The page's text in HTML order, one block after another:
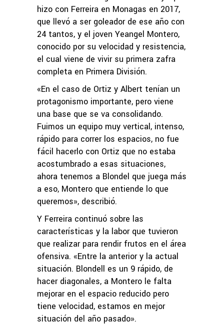
hizo con Ferreira en Monagas en 2017,
que llevó a ser goleador de ese año con
24 tantos, y el joven Yeangel Montero,
conocido por su velocidad y resistencia,
el cual viene de vivir su primera zafra
completa en Primera División.
«En el caso de Ortiz y Albert tenían un
protagonismo importante, pero viene
una base que se va consolidando.
Fuimos un equipo muy vertical, intenso,
rápido para correr los espacios, no fue
fácil hacerlo con Ortiz que no estaba
acostumbrado a esas situaciones,
ahora tenemos a Blondel que juega más
a eso, Montero que entiende lo que
queremos», describió.
Y Ferreira continuó sobre las
características y la labor que tuvieron
que realizar para rendir frutos en el área
ofensiva. «Entre la anterior y la actual
situación. Blondell es un 9 rápido, de
hacer diagonales, a Montero le falta
mejorar en el espacio reducido pero
tiene velocidad, estamos en mejor
situación del año pasado».